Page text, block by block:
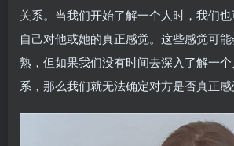
关系。当我们开始了解一个人时，我们
自己对他或她的真正感觉。这些感觉可
熟，但如果我们没有时间去深入了解一
系，那么我们就无法确定对方是否真正感